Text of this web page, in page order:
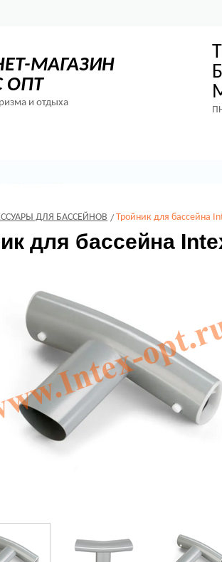
МАГАЗИН
ОПТ
и отдыха
ДЛЯ БАССЕЙНОВ Тройник для бассейна
для бассейна